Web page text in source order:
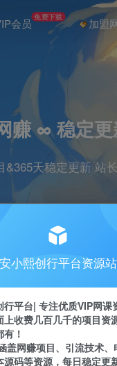
会员 免费下载 加盟
赚 ∞ 稳定
&365天稳定更新 站
音 挂机 直播 小红书
安小熙创行平台资源站
行平台| 专注优质VIP网课
上收费几百几千的项目资
！
盖网赚项目、引流技术、
源码等资源，每日稳定更